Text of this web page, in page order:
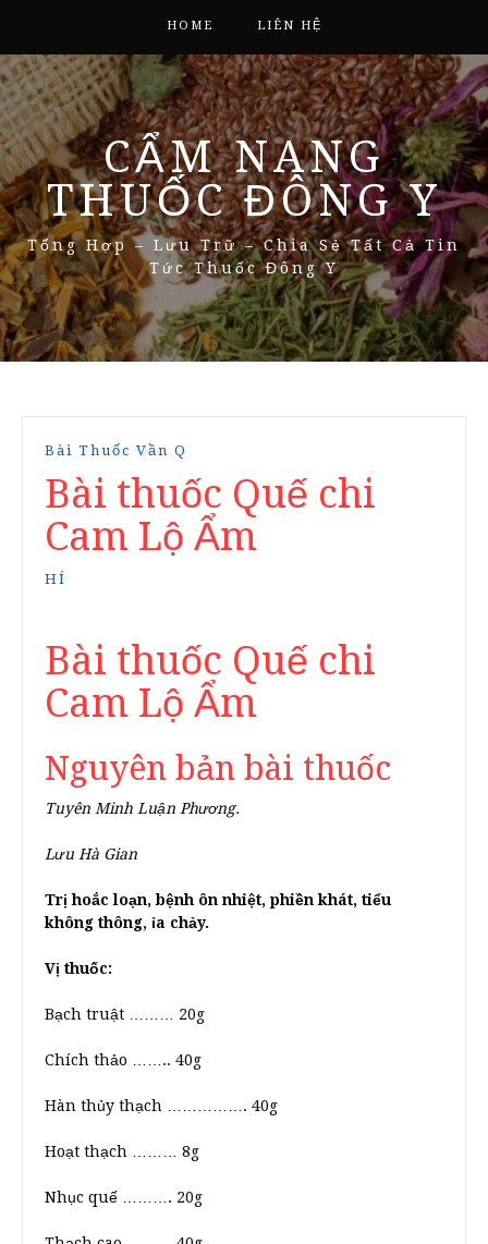
HOME LIÊN HỆ
CẨM NANG
THUỐC ĐÔNG Y
Tổng Hợp – Lưu Trữ – Chia Sẻ Tất Cả Tin
Tức Thuốc Đông Y
Bài Thuốc Vần Q
Bài thuốc Quế chi
Cam Lộ Ẩm
HÍ
Bài thuốc Quế chi
Cam Lộ Ẩm
Nguyên bản bài thuốc
Tuyên Minh Luận Phương.
Lưu Hà Gian
Trị hoắc loạn, bệnh ôn nhiệt, phiền khát, tiểu
không thông, ỉa chảy.
Vị thuốc:
Bạch truật ……… 20g
Chích thảo …….. 40g
Hàn thủy thạch ……………. 40g
Hoạt thạch ……… 8g
Nhục quế ………. 20g